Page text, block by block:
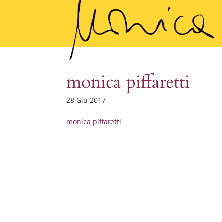
monica piffaretti
28 Giu 2017
monica piffaretti